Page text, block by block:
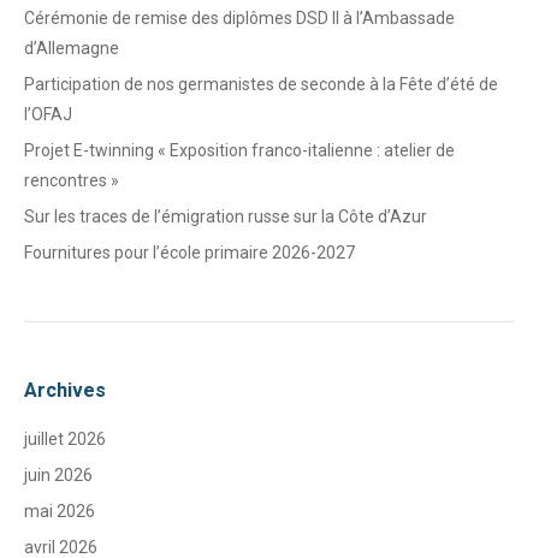
Cérémonie de remise des diplômes DSD II à l’Ambassade
d’Allemagne
Participation de nos germanistes de seconde à la Fête d’été de
l’OFAJ
Projet E-twinning « Exposition franco-italienne : atelier de
rencontres »
Sur les traces de l’émigration russe sur la Côte d’Azur
Fournitures pour l’école primaire 2026-2027
Archives
juillet 2026
juin 2026
mai 2026
avril 2026